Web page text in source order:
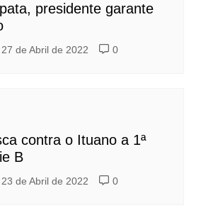
presidente garante
27 de Abril de 2022 0
contra o Ituano a 1ª
B
23 de Abril de 2022 0